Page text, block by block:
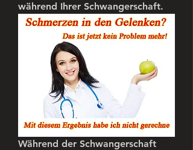
während Ihrer Schwangerschaft.
Während der Schwangerschaft